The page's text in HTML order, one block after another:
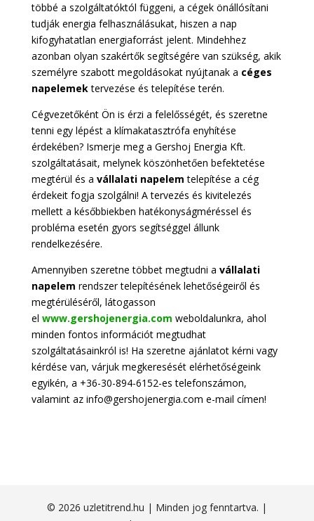
többé a szolgáltatóktól függeni, a cégek önállósítani
tudják energia felhasználásukat, hiszen a nap
kifogyhatatlan energiaforrást jelent. Mindehhez
azonban olyan szakértők segítségére van szükség, akik
személyre szabott megoldásokat nyújtanak a céges
napelemektervezése és telepítése terén.
Cégvezetőként Ön is érzi a felelősségét, és szeretne
tenni egy lépést a klímakatasztrófa enyhítése
érdekében? Ismerje meg a Gershoj Energia Kft.
szolgáltatásait, melynek köszönhetően befektetése
megtérül és a vállalati napelem telepítése a cég
érdekeit fogja szolgálni! A tervezés és kivitelezés
mellett a későbbiekben hatékonyságméréssel és
probléma esetén gyors segítséggel állunk
rendelkezésére.
Amennyiben szeretne többet megtudni a vállalati
napelem rendszer telepítésének lehetőségeiről és
megtérüléséről, látogasson
el www.gershojenergia.com weboldalunkra, ahol
minden fontos információt megtudhat
szolgáltatásainkról is! Ha szeretne ajánlatot kérni vagy
kérdése van, várjuk megkeresését elérhetőségeink
egyikén, a +36-30-894-6152-es telefonszámon,
valamint az info@gershojenergia.com e-mail címen!
© 2026 uzletitrend.hu | Minden jog fenntartva. |